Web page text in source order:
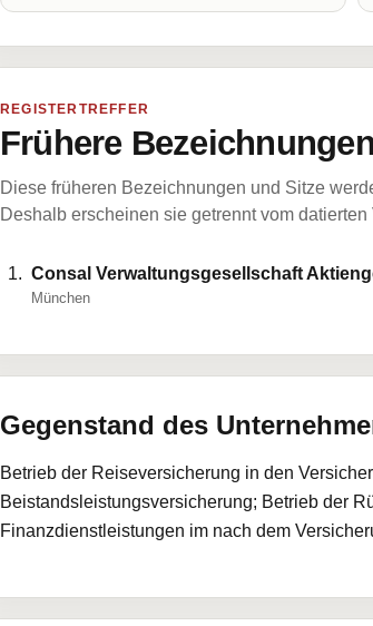
REGISTERTREFFER
Frühere
Diese früheren Bezeichnungen und Sitze
Deshalb erscheinen sie getrennt vom
Consal Verwaltungsgesellschaft
München
Gegenstand des
Betrieb der Reiseversicherung in den
Beistandsleistungsversicherung; Betrieb der
Finanzdienstleistungen im nach dem